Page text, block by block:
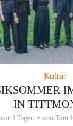
Kultur
IN
vor 3 Tagen von Toni